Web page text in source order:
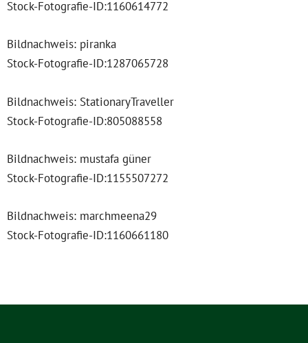
Stock-Fotografie-ID:1160614772
Bildnachweis: piranka
Stock-Fotografie-ID:1287065728
Bildnachweis: StationaryTraveller
Stock-Fotografie-ID:805088558
Bildnachweis: mustafa güner
Stock-Fotografie-ID:1155507272
Bildnachweis: marchmeena29
Stock-Fotografie-ID:1160661180